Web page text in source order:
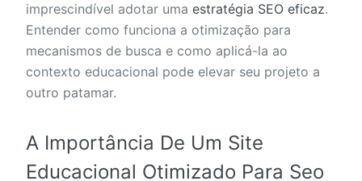
imprescindível adotar uma estratégia SEO eficaz.
Entender como funciona a otimização para
mecanismos de busca e como aplicá-la ao
contexto educacional pode elevar seu projeto a
outro patamar.
A Importância De Um Site
Educacional Otimizado Para Seo